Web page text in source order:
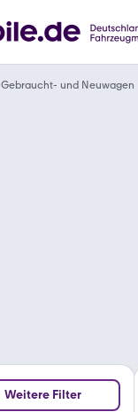
Gebraucht- und Neuwagen
Weitere Filter